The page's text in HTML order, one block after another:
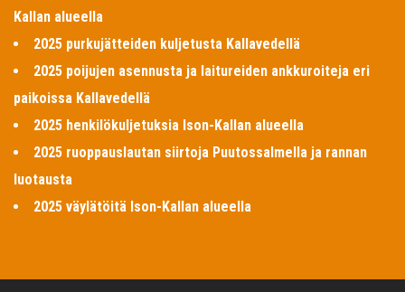
Kallan alueella
2025 purkujätteiden kuljetusta Kallavedellä
2025 poijujen asennusta ja laitureiden ankkuroiteja eri
paikoissa Kallavedellä
2025 henkilökuljetuksia Ison-Kallan alueella
2025 ruoppauslautan siirtoja Puutossalmella ja rannan
luotausta
2025 väylätöitä Ison-Kallan alueella